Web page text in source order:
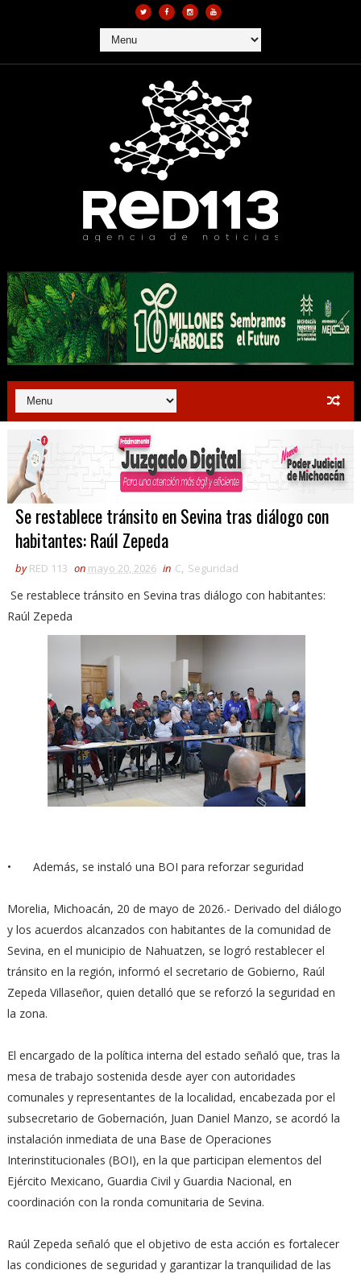
Se restablece tránsito en Sevina tras diálogo con
habitantes: Raúl Zepeda
by RED 113 on mayo 20, 2026 in C, Seguridad
Se restablece tránsito en Sevina tras diálogo con habitantes:
Raúl Zepeda
• Además, se instaló una BOI para reforzar seguridad
Morelia, Michoacán, 20 de mayo de 2026.- Derivado del diálogo
y los acuerdos alcanzados con habitantes de la comunidad de
Sevina, en el municipio de Nahuatzen, se logró restablecer el
tránsito en la región, informó el secretario de Gobierno, Raúl
Zepeda Villaseñor, quien detalló que se reforzó la seguridad en
la zona.
El encargado de la política interna del estado señaló que, tras la
mesa de trabajo sostenida desde ayer con autoridades
comunales y representantes de la localidad, encabezada por el
subsecretario de Gobernación, Juan Daniel Manzo, se acordó la
instalación inmediata de una Base de Operaciones
Interinstitucionales (BOI), en la que participan elementos del
Ejército Mexicano, Guardia Civil y Guardia Nacional, en
coordinación con la ronda comunitaria de Sevina.
Raúl Zepeda señaló que el objetivo de esta acción es fortalecer
las condiciones de seguridad y garantizar la tranquilidad de las